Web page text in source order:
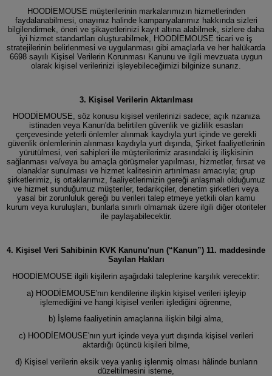
HOODİEMOUSE müşterilerinin markalarımızın hizmetlerinden
faydalanabilmesi, onayınız halinde kampanyalarımız hakkında sizleri
bilgilendirmek, öneri ve şikayetlerinizi kayıt altına alabilmek, sizlere daha
iyi hizmet standartları oluşturabilmek, HOODİEMOUSE ticari ve iş
stratejilerinin belirlenmesi ve uygulanması gibi amaçlarla ve her halükarda
6698 sayılı Kişisel Verilerin Korunması Kanunu ve ilgili mevzuata uygun
olarak kişisel verilerinizi işleyebileceğimizi bilginize sunarız.
3. Kişisel Verilerin Aktarılması
HOODİEMOUSE, söz konusu kişisel verilerinizi sadece; açık rızanıza
istinaden veya Kanun'da belirtilen güvenlik ve gizlilik esasları
çerçevesinde yeterli önlemler alınmak kaydıyla yurt içinde ve gerekli
güvenlik önlemlerinin alınması kaydıyla yurt dışında, Şirket faaliyetlerinin
yürütülmesi, veri sahipleri ile müşterilerimiz arasındaki iş ilişkisinin
sağlanması ve/veya bu amaçla görüşmeler yapılması, hizmetler, fırsat ve
olanaklar sunulması ve hizmet kalitesinin artırılması amacıyla; grup
şirketlerimiz, iş ortaklarımız, faaliyetlerimizin gereği anlaşmalı olduğumuz
ve hizmet sunduğumuz müşteriler, tedarikçiler, denetim şirketleri veya
yasal bir zorunluluk gereği bu verileri talep etmeye yetkili olan kamu
kurum veya kuruluşları, bunlarla sınırlı olmamak üzere ilgili diğer otoriteler
ile paylaşabilecektir.
4. Kişisel Veri Sahibinin KVK Kanunu'nun (“Kanun”) 11. maddesinde
Sayılan Hakları
HOODİEMOUSE ilgili kişilerin aşağıdaki taleplerine karşılık verecektir:
a) HOODİEMOUSE'nın kendilerine ilişkin kişisel verileri işleyip
işlemediğini ve hangi kişisel verileri işlediğini öğrenme,
b) İşleme faaliyetinin amaçlarına ilişkin bilgi alma,
c) HOODİEMOUSE'nın yurt içinde veya yurt dışında kişisel verileri
aktardığı üçüncü kişileri bilme,
d) Kişisel verilerin eksik veya yanlış işlenmiş olması hâlinde bunların
düzeltilmesini isteme,